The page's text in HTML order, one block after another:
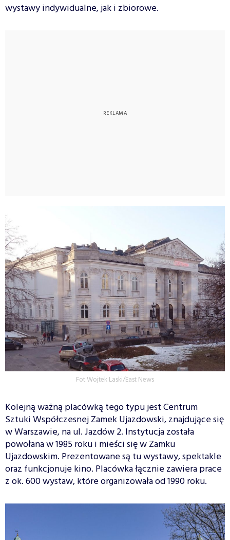
wystawy indywidualne, jak i zbiorowe.
Fot:Wojtek Laski/East News
Kolejną ważną placówką tego typu jest Centrum
Sztuki Współczesnej Zamek Ujazdowski, znajdujące się
w Warszawie, na ul. Jazdów 2. Instytucja została
powołana w 1985 roku i mieści się w Zamku
Ujazdowskim. Prezentowane są tu wystawy, spektakle
oraz funkcjonuje kino. Placówka łącznie zawiera prace
z ok. 600 wystaw, które organizowała od 1990 roku.